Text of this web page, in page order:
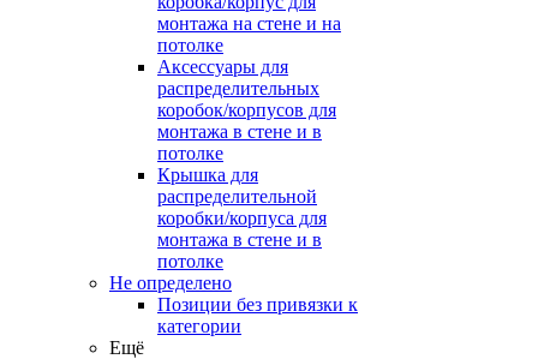
монтажа на стене и на
потолке
Аксессуары для
распределительных
коробок/корпусов для
монтажа в стене и в
потолке
Крышка для
распределительной
коробки/корпуса для
монтажа в стене и в
потолке
Не определено
Позиции без привязки к
категории
Ещё